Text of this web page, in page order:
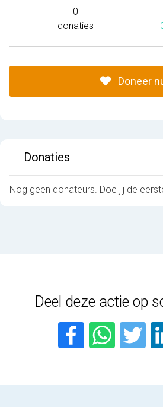
0
donaties
Doneer
Donaties
Nog geen donateurs. Doe jij de
Deel deze actie op